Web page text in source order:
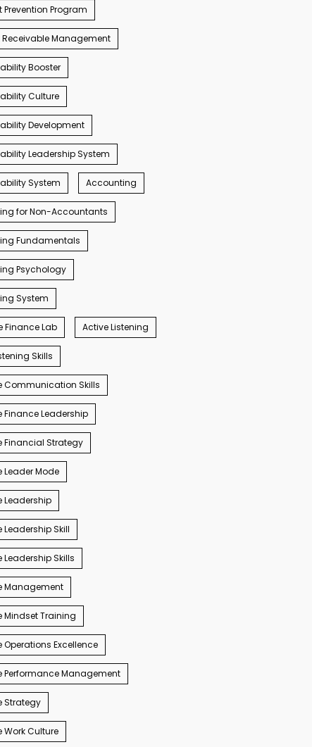
Program
Management
Booster
Culture
Development
Leadership System
System Accounting
for Non-Accountants
Fundamentals
Psychology
System
Finance Lab Active Listening
Skills
Communication Skills
Finance Leadership
Financial Strategy
Leader Mode
Leadership
Skill
Leadership Skills
Management
Mindset Training
Operations Excellence
Performance Management
Strategy
Work Culture